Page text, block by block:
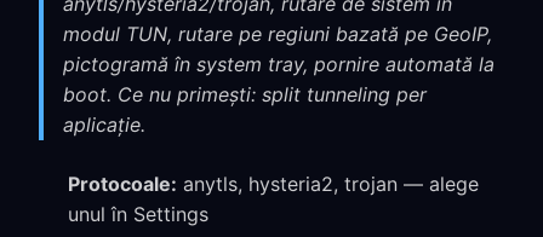
modul TUN, rutare pe regiuni bazată pe GeoIP,
pictogramă în system tray, pornire automată la
boot. Ce nu primești: split tunneling per
aplicație.
Protocoale: anytls, hysteria2, trojan — alege
unul în Settings